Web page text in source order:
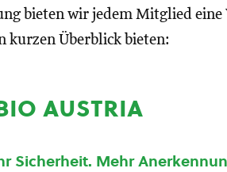
bieten wir jedem Mitglied
kurzen Überblick bieten:
austria
Sicherheit. Mehr